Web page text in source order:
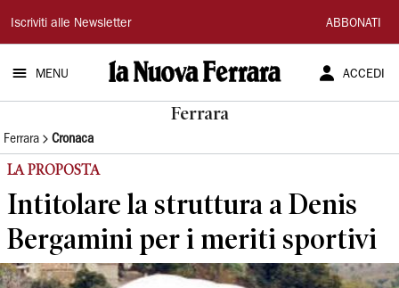
La
Nuova
Ferrara
Iscriviti alle Newsletter ABBONATI
MENU ACCEDI
Ferrara
Ferrara Cronaca
LA PROPOSTA
Intitolare la struttura a Denis
Bergamini per i meriti sportivi